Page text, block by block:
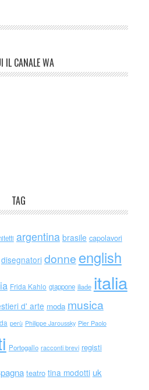
IL CANALE WA
TAG
argentina brasile capolavori
disegnatori donne english
Frida Kahlo giappone iliade italia
d' arte moda musica
perù Philippe Jaroussky Pier Paolo
Portogallo racconti brevi registi
teatro tina modotti uk